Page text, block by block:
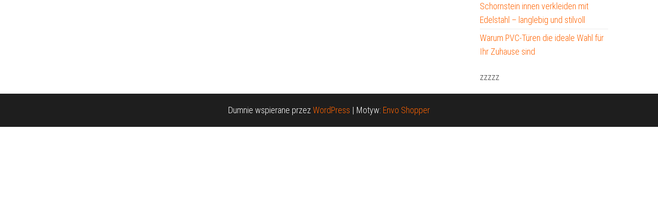
Schornstein innen verkleiden mit
Edelstahl – langlebig und stilvoll
Warum PVC-Türen die ideale Wahl für
Ihr Zuhause sind
zzzzz
Dumnie wspierane przez WordPress | Motyw: Envo Shopper